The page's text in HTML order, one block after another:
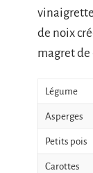
de noix
magret de
Légume
Asperges
Petits pois
Carottes